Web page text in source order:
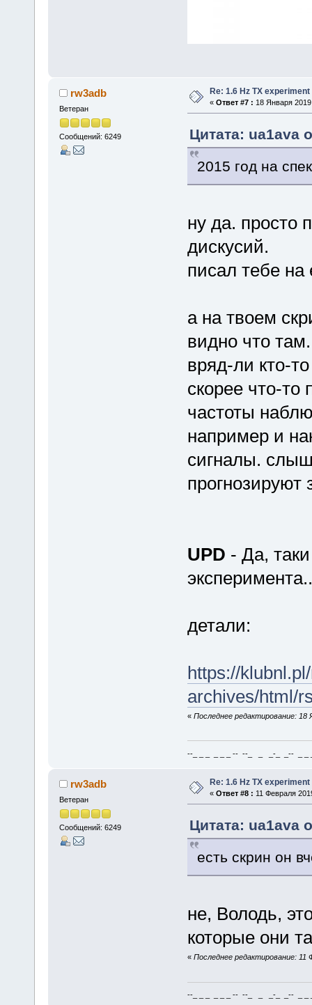
rw3adb
Ветеран
Сообщений: 6249
Re: 1.6 Hz TX experiment
« Ответ #7 : 18 Января
Цитата: ua1ava
2015 год на
ну да. просто
дискусий.
писал тебе на
а на твоем
видно что
вряд-ли кто-
скорее что-то
частоты
например и
сигналы.
прогнозируют
UPD - Да,
детали:
https://
archives/html/
« Последнее редактирование: 18
--_ _ _ _ _ _ -- --_ _ _-_ _-- _ _
rw3adb
Ветеран
Сообщений: 6249
Re: 1.6 Hz TX experiment
« Ответ #8 : 11 Февраля
Цитата: ua1ava
есть скрин он
не, Володь,
которые они
« Последнее редактирование: 11
--_ _ _ _ _ _ -- --_ _ _-_ _-- _ _